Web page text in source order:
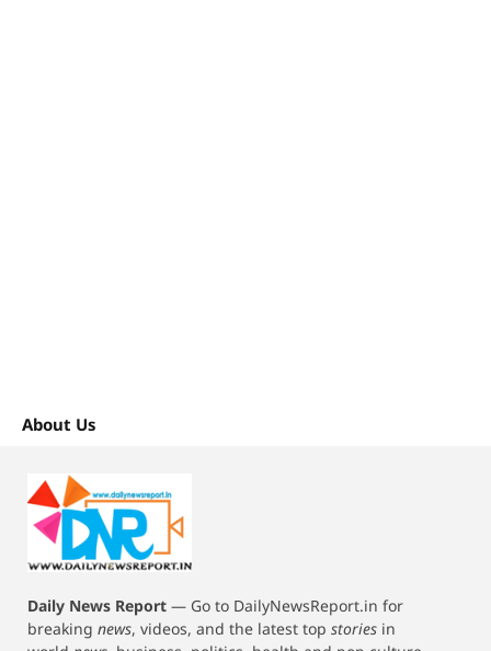
About Us
Daily News Report — Go to DailyNewsReport.in for
breaking news, videos, and the latest top stories in